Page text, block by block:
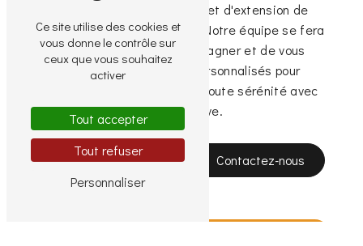
pour discuter de votre projet d'extension de
maison à Neuilly-sur-Seine. Notre équipe se fera
un plaisir de vous accompagner et de vous
apporter des conseils personnalisés pour
concrétiser votre projet en toute sérénité avec
Atout Rénove.
En savoir plus Contactez-nous
Ce site utilise des cookies et
vous donne le contrôle sur
ceux que vous souhaitez
activer
Tout accepter
Tout refuser
Personnaliser